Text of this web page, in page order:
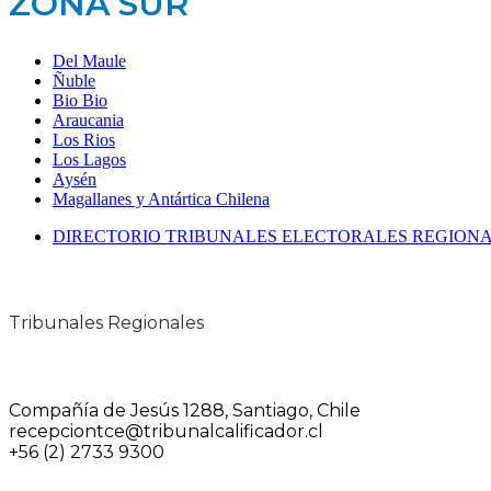
Del Maule
Ñuble
Bio Bio
Araucania
Los Rios
Los Lagos
Aysén
Magallanes y Antártica Chilena
DIRECTORIO TRIBUNALES ELECTORALES
Tribunales Regionales
Compañía de Jesús 1288, Santiago, Chile
recepciontce@tribunalcalificador.cl
+56 (2) 2733 9300